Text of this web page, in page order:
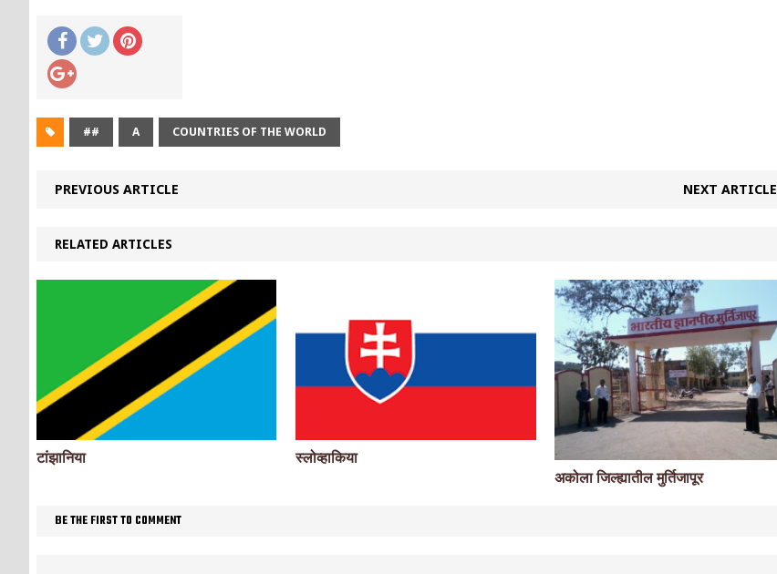
## A COUNTRIES OF THE WORLD
PREVIOUS ARTICLE NEXT ARTICLE
RELATED ARTICLES
टांझानिया
स्लोव्हाकिया
अकोला जिल्ह्यातील मुर्तिजापूर
BE THE FIRST TO COMMENT